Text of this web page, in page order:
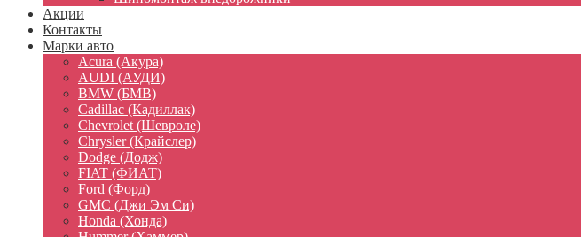
Акции
Контакты
Марки авто
Acura (Акура)
AUDI (АУДИ)
BMW (БМВ)
Cadillac (Кадиллак)
Chevrolet (Шевроле)
Chrysler (Крайслер)
Dodge (Додж)
FIAT (ФИАТ)
Ford (Форд)
GMC (Джи Эм Си)
Honda (Хонда)